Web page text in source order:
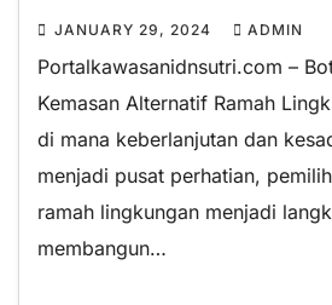
JANUARY 29, 2024 ADMIN
Portalkawasanidnsutri.com –
Kemasan Alternatif Ramah
di mana keberlanjutan dan
menjadi pusat perhatian,
ramah lingkungan menjadi
membangun…